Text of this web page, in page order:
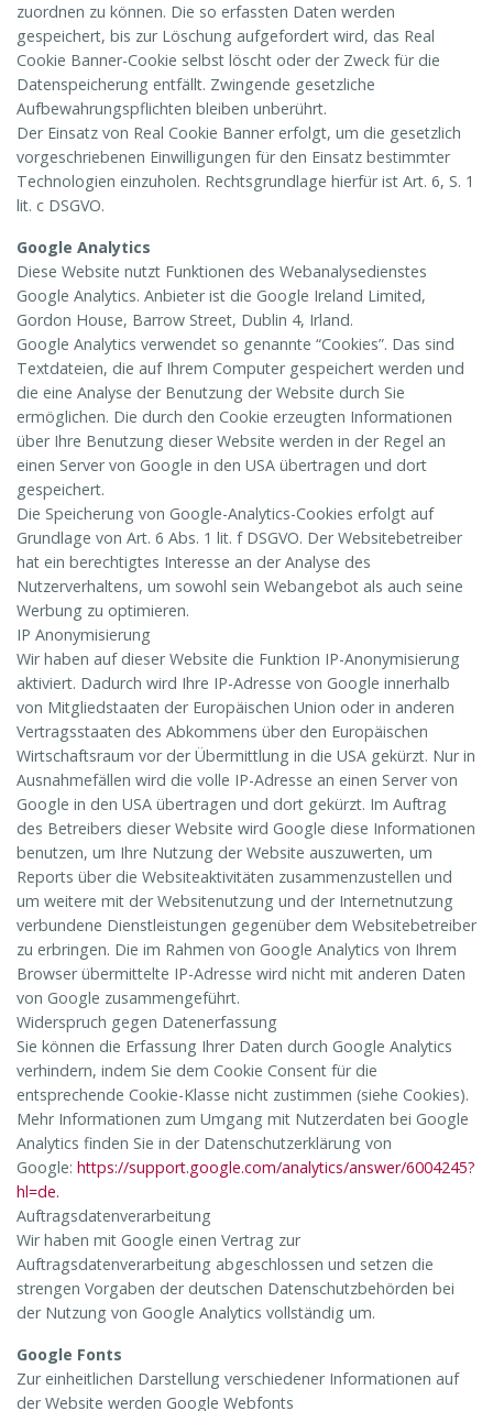
zuordnen zu können. Die so erfassten Daten werden
gespeichert, bis zur Löschung aufgefordert wird, das Real
Cookie Banner-Cookie selbst löscht oder der Zweck für die
Datenspeicherung entfällt. Zwingende gesetzliche
Aufbewahrungspflichten bleiben unberührt.
Der Einsatz von Real Cookie Banner erfolgt, um die gesetzlich
vorgeschriebenen Einwilligungen für den Einsatz bestimmter
Technologien einzuholen. Rechtsgrundlage hierfür ist Art. 6, S. 1
lit. c DSGVO.
Google Analytics
Diese Website nutzt Funktionen des Webanalysedienstes
Google Analytics. Anbieter ist die Google Ireland Limited,
Gordon House, Barrow Street, Dublin 4, Irland.
Google Analytics verwendet so genannte “Cookies”. Das sind
Textdateien, die auf Ihrem Computer gespeichert werden und
die eine Analyse der Benutzung der Website durch Sie
ermöglichen. Die durch den Cookie erzeugten Informationen
über Ihre Benutzung dieser Website werden in der Regel an
einen Server von Google in den USA übertragen und dort
gespeichert.
Die Speicherung von Google-Analytics-Cookies erfolgt auf
Grundlage von Art. 6 Abs. 1 lit. f DSGVO. Der Websitebetreiber
hat ein berechtigtes Interesse an der Analyse des
Nutzerverhaltens, um sowohl sein Webangebot als auch seine
Werbung zu optimieren.
IP Anonymisierung
Wir haben auf dieser Website die Funktion IP-Anonymisierung
aktiviert. Dadurch wird Ihre IP-Adresse von Google innerhalb
von Mitgliedstaaten der Europäischen Union oder in anderen
Vertragsstaaten des Abkommens über den Europäischen
Wirtschaftsraum vor der Übermittlung in die USA gekürzt. Nur in
Ausnahmefällen wird die volle IP-Adresse an einen Server von
Google in den USA übertragen und dort gekürzt. Im Auftrag
des Betreibers dieser Website wird Google diese Informationen
benutzen, um Ihre Nutzung der Website auszuwerten, um
Reports über die Websiteaktivitäten zusammenzustellen und
um weitere mit der Websitenutzung und der Internetnutzung
verbundene Dienstleistungen gegenüber dem Websitebetreiber
zu erbringen. Die im Rahmen von Google Analytics von Ihrem
Browser übermittelte IP-Adresse wird nicht mit anderen Daten
von Google zusammengeführt.
Widerspruch gegen Datenerfassung
Sie können die Erfassung Ihrer Daten durch Google Analytics
verhindern, indem Sie dem Cookie Consent für die
entsprechende Cookie-Klasse nicht zustimmen (siehe Cookies).
Mehr Informationen zum Umgang mit Nutzerdaten bei Google
Analytics finden Sie in der Datenschutzerklärung von
Google: https://support.google.com/analytics/answer/6004245?
hl=de.
Auftragsdatenverarbeitung
Wir haben mit Google einen Vertrag zur
Auftragsdatenverarbeitung abgeschlossen und setzen die
strengen Vorgaben der deutschen Datenschutzbehörden bei
der Nutzung von Google Analytics vollständig um.
Google Fonts
Zur einheitlichen Darstellung verschiedener Informationen auf
der Website werden Google Webfonts